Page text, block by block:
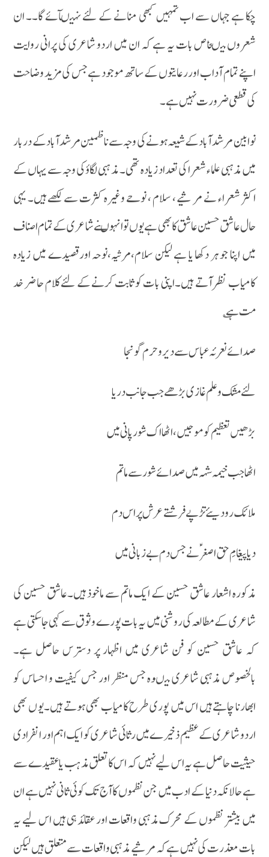
چکا ہے جہاں سے اب تمہیں کبھی منانے کے لئے نہیںآئے گا۔۔ ان
شعروں میںخاص بات یہ ہے کہ ان میں اردو شاعری کی پرانی روایت
اپنے تمام آداب او ررعایتوں کے ساتھ موجود ہے جس کی مزید وضاحت
کی قطعی ضرورت نہیں ہے۔
نوابین مر شدآبا د کے شیعہ ہونے کی وجہ سے نا ظمین مر شد آبادکے دربار
میں مذہبی علماء شعرا کی تعداد زیادہ تھی۔ مذ ہبی لگاؤکی وجہ سے یہاں کے
اکثر شعراء نے مر ثیے ، سلام ، نوحے وغیرہ کثرت سے لکھے ہیں۔ یہی
حال عا شق حسین عا شق کا بھی ہے یوں تو انہوںنے شاعری کے تمام اصناف
میں اپنا جو ہر دکھا یا ہے لیکن سلام،مرثیہ،نوحہ اورقصیدے میں زیادہ
کامیاب نظر آتے ہیں۔اپنی بات کو ثابت کرنے کے لئے کلام حا ضر خد
مت ہے ؎
صدائے نعرئہ عباس سے دیر و حرم گونجا
لئے مشک و علم غازی بڑھے جب جانب دریا
بڑھیں تعظیم کو موجیں، اٹھا اک شور پانی میں
اٹھا جب خیمہ شہہ میں صدائے شور سے ماتم
ملائک رو دیئے تڑپے فرشتے عرش پر اس دم
دیا پیغامِ حق اصغرؑنے جس دم بے زبانی میں
مذکورہ اشعار عاشق حسین کے ایک ماتم سے ماخوذ ہیں۔عاشق حسین کی
شاعری کے مطالعہ کی روشنی میں یہ بات پور ے وثوق سے کہی جا سکتی ہے
کہ عاشق حسین کو فن شاعری میں اظہار پر دسترس حاصل ہے۔
بالخصوص مذہبی شاعری میںوہ جس منظر اور جس کیفیت و احساس کو
ابھارنا چاہتے ہیں اس میں پوری طرح کامیاب بھی ہوتے ہیں۔یو ں بھی
اردو شاعری کے عظیم ذخیرے میں رثائی شاعری کو ایک اہم اور انفرادی
حیثیت حاصل ہے یہ اس لیے نہیں کہ اس کا تعلق مذہب یا عقیدے سے
ہے حالانکہ دنیا کے ادب میں جن نظموں کا آج تک کوئی ثانی نہیں ہے ان
میں بیشتر نظموں کے محرک مذہبی واقعات اور عقائد ہی ہیں اس لیے یہ
بات معذرت کی نہیں ہے کہ مرثیے مذہبی واقعات سے متعلق ہیں لیکن